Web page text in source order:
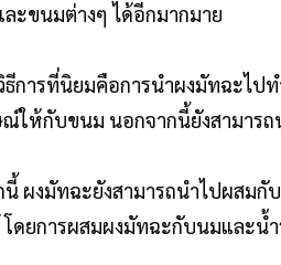
ะขนมต่างๆ ได้อีกมากมาย
การที่นิยมคือการนำผงมัทฉะไป
ณ์ให้กับขนม นอกจากนี้ยังสามาร
ผงมัทฉะยังสามารถนำไปผสมกั
โดยการผสมผงมัทฉะกับนมและ